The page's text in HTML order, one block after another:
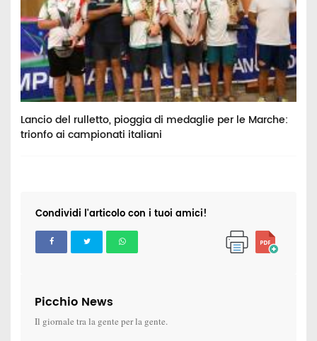
Lancio del rulletto, pioggia di medaglie per le Marche:
trionfo ai campionati italiani
Condividi l'articolo con i tuoi amici!
Picchio News
Il giornale tra la gente per la gente.